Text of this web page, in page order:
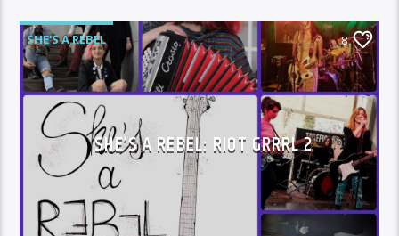
SHE'S A REBEL 8
SHE’S A REBEL: RIOT GRRRL 2